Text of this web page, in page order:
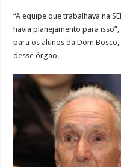
“A equipe que trabalhava na
havia planejamento para
para os alunos da Dom
desse órgão.